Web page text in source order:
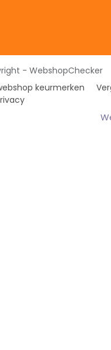
- WebshopChecker
keurmerken